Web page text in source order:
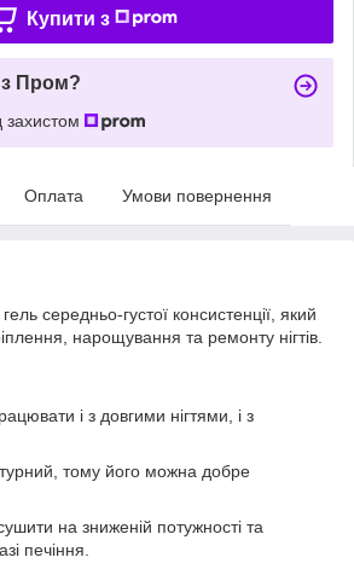
Купити з
з Пром?
захистом
Оплата Умови повернення
середньо-густої консистенції, який
нарощування та ремонту нігтів.
і з довгими нігтями, і з
тому його можна добре
на зниженій потужності та
печіння.